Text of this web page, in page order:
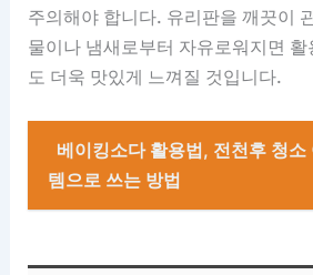
주의해야 합니다. 유리판을 깨끗이
물이나 냄새로부터 자유로워지면
도 더욱 맛있게 느껴질 것입니다.
베이킹소다 활용법, 전천후 청소
템으로 쓰는 방법